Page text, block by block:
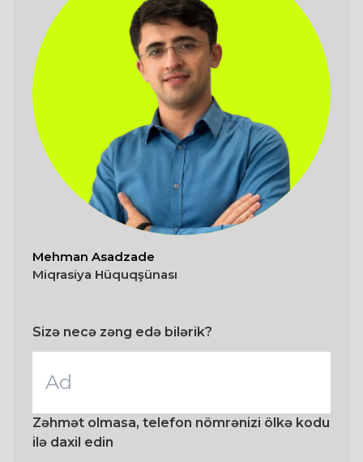
Mehman Asadzade
Miqrasiya Hüquqşünası
Sizə necə zəng edə bilərik?
Zəhmət olmasa, telefon nömrənizi ölkə kodu
ilə daxil edin